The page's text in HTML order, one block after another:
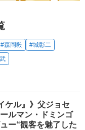
#森岡毅
#城彰二
ケル』》父ジョセ
ルマン・ドミンゴ
ー“観客を魅了した